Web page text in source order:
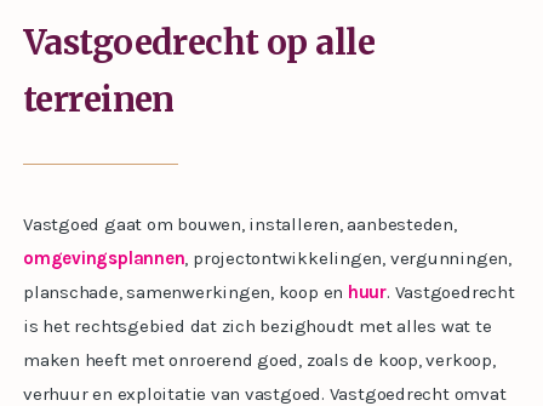
Vastgoedrecht op alle
terreinen
Vastgoed gaat om bouwen, installeren, aanbesteden,
omgevingsplannen, projectontwikkelingen, vergunningen,
planschade, samenwerkingen, koop en huur. Vastgoedrecht
is het rechtsgebied dat zich bezighoudt met alles wat te
maken heeft met onroerend goed, zoals de koop, verkoop,
verhuur en exploitatie van vastgoed. Vastgoedrecht omvat